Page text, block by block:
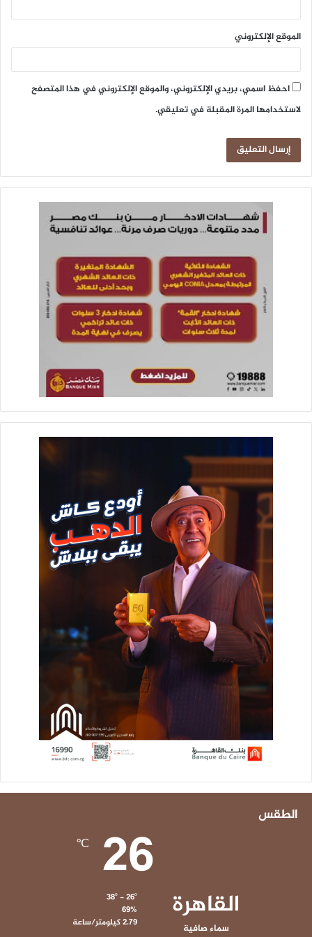
الموقع الإلكتروني
احفظ اسمي، بريدي الإلكتروني، والموقع الإلكتروني في هذا المتصفح
لاستخدامها المرة المقبلة في تعليقي.
الطقس
القاهرة
سماء صافية
26
℃
69%
2.79 كيلومتر/ساعة